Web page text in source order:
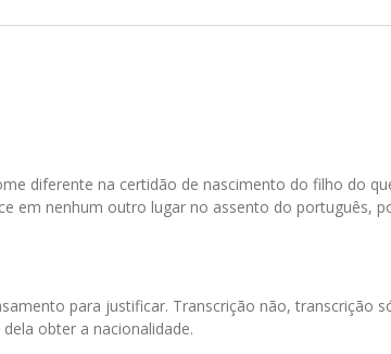
diferente na certidão de nascimento do filho do
em nenhum outro lugar no assento do português,
para justificar. Transcrição não, transcrição
obter a nacionalidade.